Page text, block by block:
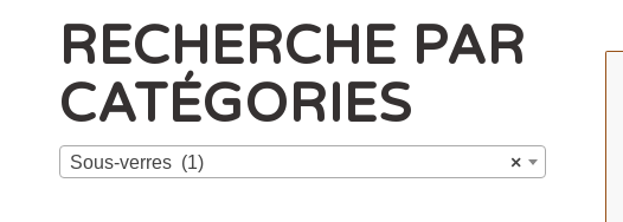
RECHERCHE PAR
CATÉGORIES
×
Sous-verres (1)